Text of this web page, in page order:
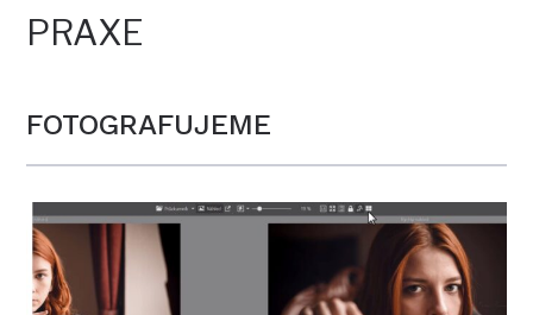
PRAXE
FOTOGRAFUJEME